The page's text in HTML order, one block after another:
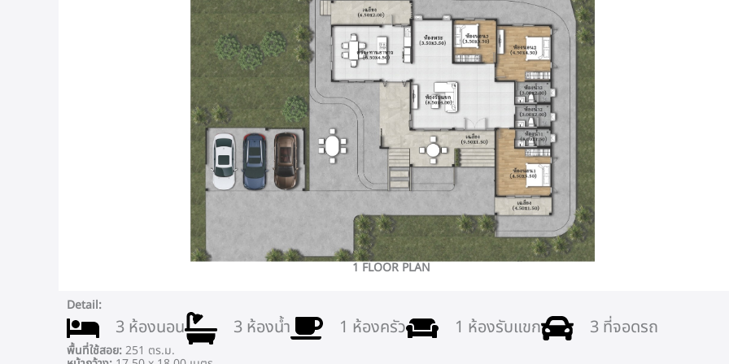
1 FLOOR PLAN
Detail:
3 ห้องนอน 3 ห้องน้ำ 1 ห้องครัว 1 ห้องรับแขก 3 ที่จอดรถ
พื้นที่ใช้สอย: 251 ตร.ม.